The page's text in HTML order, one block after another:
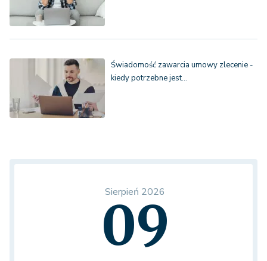
Świadomość zawarcia umowy zlecenie -
kiedy potrzebne jest…
Sierpień 2026
09